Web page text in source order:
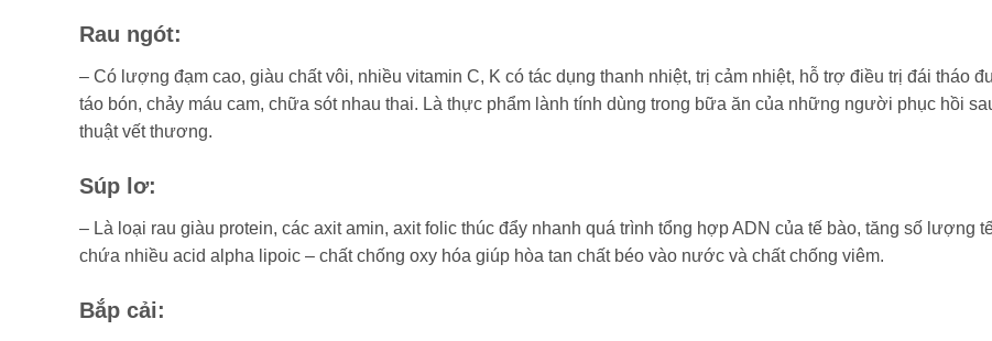
Rau ngót:
– Có lượng đạm cao, giàu chất vôi, nhiều vitamin C, K có tác dụng thanh nhiệt, trị cảm nhiệt, hỗ trợ điều trị đái tháo
táo bón, chảy máu cam, chữa sót nhau thai. Là thực phẩm lành tính dùng trong bữa ăn của những người phục hồi
thuật vết thương.
Súp lơ:
– Là loại rau giàu protein, các axit amin, axit folic thúc đẩy nhanh quá trình tổng hợp ADN của tế bào, tăng số lượng
chứa nhiều acid alpha lipoic – chất chống oxy hóa giúp hòa tan chất béo vào nước và chất chống viêm.
Bắp cải: